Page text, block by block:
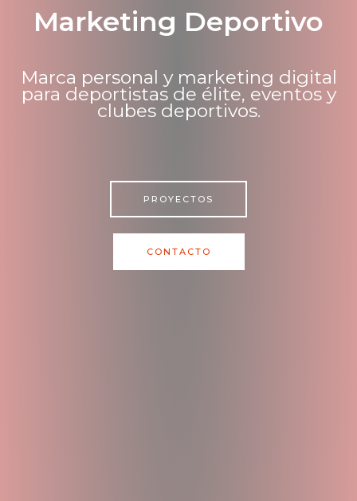
Marketing Deportivo
Marca personal y marketing digital
para deportistas de élite, eventos y
clubes deportivos.
PROYECTOS
CONTACTO